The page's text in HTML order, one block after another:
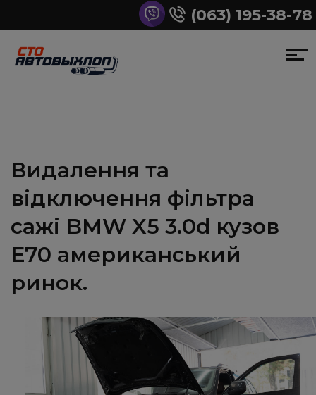
(063) 195-38-78
Видалення та
відключення фільтра
сажі BMW X5 3.0d кузов
Е70 американський
ринок.